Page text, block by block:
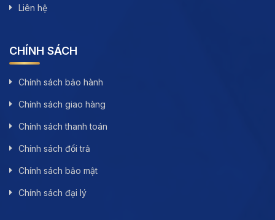
Liên hệ
CHÍNH SÁCH
Chính sách bảo hành
Chính sách giao hàng
Chính sách thanh toán
Chính sách đổi trả
Chính sách bảo mật
Chính sách đại lý